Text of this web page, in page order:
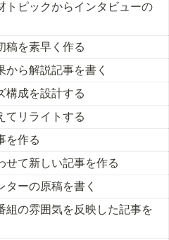
トピックからインタビューの
稿を素早く作る
ら解説記事を書く
構成を設計する
てリライトする
を作る
せて新しい記事を作る
ターの原稿を書く
組の雰囲気を反映した記事を